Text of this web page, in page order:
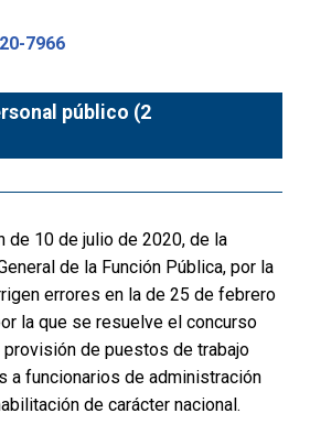
7966
público (2
de 10 de julio de 2020, de la
de la Función Pública, por la
errores en la de 25 de febrero
la que se resuelve el concurso
provisión de puestos de trabajo
a funcionarios de administración
de carácter nacional.